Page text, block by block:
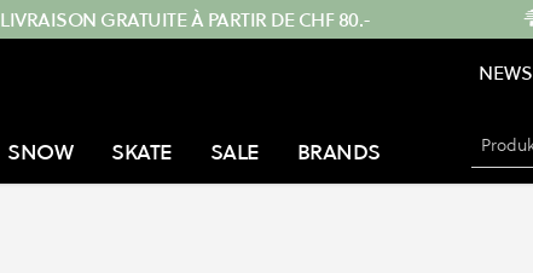
LIVRAISON GRATUITE À PARTIR DE CHF 80.-
NEWS
SNOW SKATE SALE BRANDS